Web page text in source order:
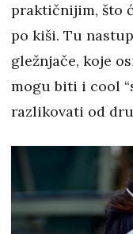
praktičnijim, što
po kiši. Tu
gležnjače, koje
mogu biti i cool
razlikovati od